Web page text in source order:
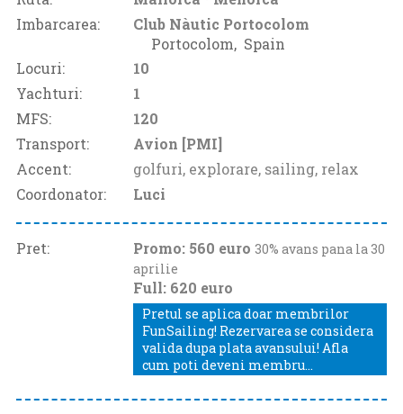
Imbarcarea:
Club Nàutic Portocolom
Portocolom‚ Spain
Locuri:
10
Yachturi:
1
MFS:
120
Transport:
Avion [PMI]
Accent:
golfuri, explorare, sailing, relax
Coordonator:
Luci
Pret: Promo: 560 euro 30% avans pana la 30
aprilie
Full: 620 euro
Pretul se aplica doar membrilor
FunSailing! Rezervarea se considera
valida dupa plata avansului! Afla
cum poti deveni membru...